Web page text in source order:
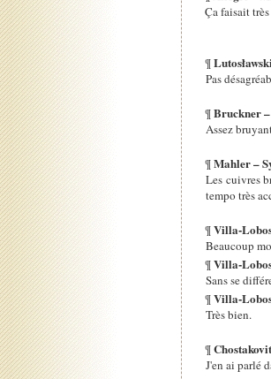
Ça faisait
¶
Pas
¶Bruckner –
Assez
¶Mahler –
Les cuivres
tempo très
¶Villa-
Beaucoup
¶Villa-
Sans se
¶Villa-
Très bien.
¶
J'en ai parlé